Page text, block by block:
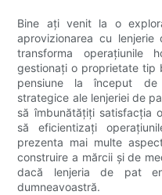
Bine ați venit la o
aprovizionarea cu
transforma operațiunile
gestionați o proprietate tip
pensiune la început de
strategice ale lenjeriei de
să îmbunătățiți satisfacția
să eficientizați
prezenta mai multe
construire a mărcii și de
dacă lenjeria de pat
dumneavoastră.